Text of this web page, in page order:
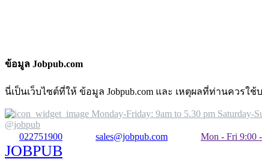
ข้อมูล Jobpub.com
นี่เป็นเว็บไซต์ที่ให้ ข้อมูล Jobpub.com และ เหตุผลที่ท่านควรใ
Monday-Friday: 9am to 5.30 pm Saturday-
@jobpub
022751900
sales@jobpub.com Mon - Fri 9:00
JOBPUB